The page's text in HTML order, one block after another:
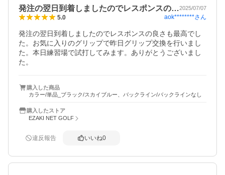
発注の翌日到着しましたのでレスポンスの…2025/07/07
5.0 aok********さん
発注の翌日到着しましたのでレスポンスの良さも最高でし
た。お気に入りのグリップで昨日グリップ交換を行いまし
た。本日練習場で試打してみます。ありがとうございまし
た。
購入した商品
カラー/単品_ブラック/スカイブルー、バックライン/バックラインなし
購入したストア
EZAKI NET GOLF
違反報告 いいね0